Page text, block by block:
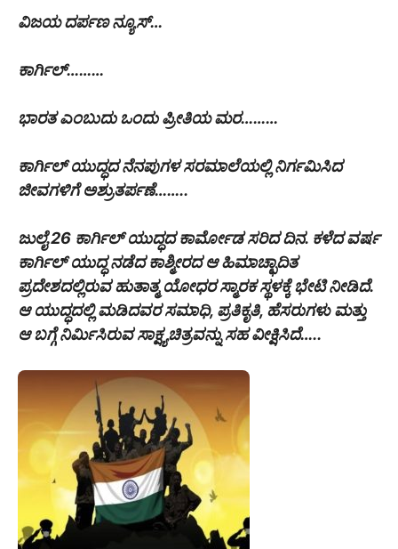
ವಿಜಯ ದರ್ಪಣ ನ್ಯೂಸ್…
ಕಾರ್ಗಿಲ್………
ಭಾರತ ಎಂಬುದು ಒಂದು ಪ್ರೀತಿಯ ಮರ………
ಕಾರ್ಗಿಲ್ ಯುದ್ಧದ ನೆನಪುಗಳ ಸರಮಾಲೆಯಲ್ಲಿ ನಿರ್ಗಮಿಸಿದ
ಜೀವಗಳಿಗೆ ಅಶ್ರುತರ್ಪಣೆ……..
ಜುಲೈ ‌26 ಕಾರ್ಗಿಲ್ ಯುದ್ಧದ ಕಾರ್ಮೋಡ ಸರಿದ ದಿನ. ಕಳೆದ ವರ್ಷ
ಕಾರ್ಗಿಲ್ ಯುದ್ಧ ನಡೆದ ಕಾಶ್ಮೀರದ ಆ ಹಿಮಾಚ್ಛಾದಿತ
ಪ್ರದೇಶದಲ್ಲಿರುವ ಹುತಾತ್ಮ ಯೋಧರ ಸ್ಮಾರಕ ಸ್ಥಳಕ್ಕೆ ಭೇಟಿ ನೀಡಿದೆ.
ಆ ಯುದ್ಧದಲ್ಲಿ ಮಡಿದವರ ಸಮಾಧಿ, ಪ್ರತಿಕೃತಿ, ಹೆಸರುಗಳು ಮತ್ತು
ಆ ಬಗ್ಗೆ ನಿರ್ಮಿಸಿರುವ ಸಾಕ್ಷ್ಯಚಿತ್ರವನ್ನು ಸಹ ವೀಕ್ಷಿಸಿದೆ…..